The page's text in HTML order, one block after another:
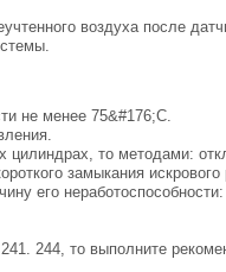
воздуха после
не менее 75&#176;C.
цилиндрах, то методами:
замыкания искрового
его
244, то выполните